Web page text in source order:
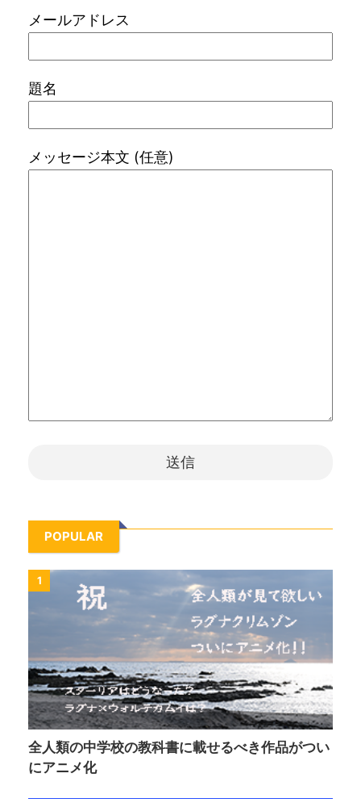
メールアドレス
題名
メッセージ本文 (任意)
POPULAR
1
全人類の中学校の教科書に載せるべき作品がつい
にアニメ化